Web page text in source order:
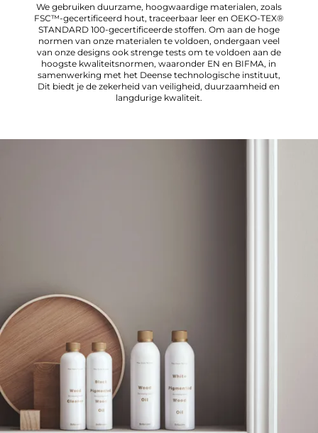
We gebruiken duurzame, hoogwaardige materialen, zoals
FSC™-gecertificeerd hout, traceerbaar leer en OEKO-TEX®
STANDARD 100-gecertificeerde stoffen. Om aan de hoge
normen van onze materialen te voldoen, ondergaan veel
van onze designs ook strenge tests om te voldoen aan de
hoogste kwaliteitsnormen, waaronder EN en BIFMA, in
samenwerking met het Deense technologische instituut,
Dit biedt je de zekerheid van veiligheid, duurzaamheid en
langdurige kwaliteit.